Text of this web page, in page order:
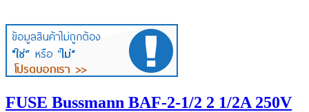
FUSE Bussmann BAF-2-1/2 2 1/2A 250V